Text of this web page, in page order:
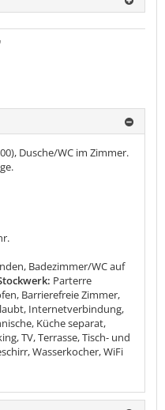
Dusche/WC im Zimmer.
Badezimmer/WC auf
Parterre
Barrierefreie Zimmer,
Internetverbindung,
Küche separat,
TV, Terrasse, Tisch- und
Wasserkocher, WiFi